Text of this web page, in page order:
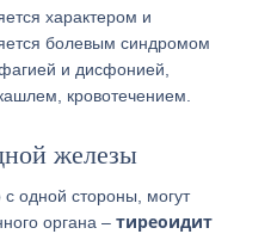
характером и
болевым синдромом
и дисфонией,
кровотечением.
железы
одной стороны, могут
органа –тиреоидит